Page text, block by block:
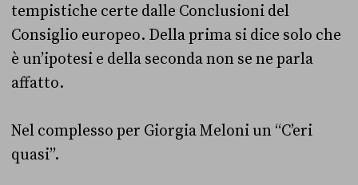
tempistiche certe dalle Conclusioni del
Consiglio europeo. Della prima si dice solo che
è un’ipotesi e della seconda non se ne parla
affatto.
Nel complesso per Giorgia Meloni un “C’eri
quasi”.